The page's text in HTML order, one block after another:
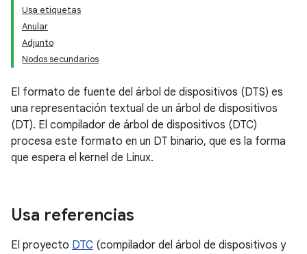
Usa etiquetas
Anular
Adjunto
Nodos secundarios
El formato de fuente del árbol de dispositivos (DTS) es
una representación textual de un árbol de dispositivos
(DT). El compilador de árbol de dispositivos (DTC)
procesa este formato en un DT binario, que es la forma
que espera el kernel de Linux.
Usa referencias
El proyecto DTC (compilador del árbol de dispositivos y